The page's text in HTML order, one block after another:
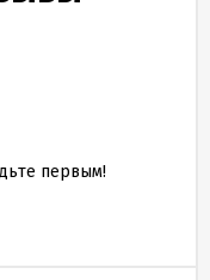
первым!